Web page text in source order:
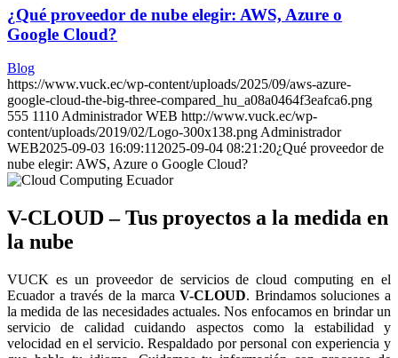
¿Qué proveedor de nube elegir: AWS, Azure o
Google Cloud?
Blog
https://www.vuck.ec/wp-content/uploads/2025/09/aws-azure-
google-cloud-the-big-three-compared_hu_a08a0464f3eafca6.png
555 1110 Administrador WEB http://www.vuck.ec/wp-
content/uploads/2019/02/Logo-300x138.png Administrador
WEB2025-09-03 16:09:11 2025-09-04 08:21:20¿Qué proveedor de
nube elegir: AWS, Azure o Google Cloud?
V-CLOUD – Tus proyectos a la medida en
la nube
VUCK es un proveedor de servicios de cloud computing en el
Ecuador a través de la marcaV-CLOUD. Brindamos soluciones a
la medida de las necesidades actuales. Nos enfocamos en brindar un
servicio de calidad cuidando aspectos como la estabilidad y
velocidad en el servicio. Respaldado por personal con experiencia y